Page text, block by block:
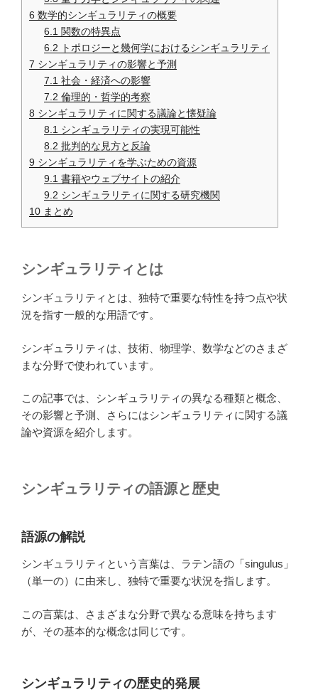
6 数学的シンギュラリティの概要
6.1 関数の特異点
6.2 トポロジーと幾何学におけるシンギュラリティ
7 シンギュラリティの影響と予測
7.1 社会・経済への影響
7.2 倫理的・哲学的考察
8 シンギュラリティに関する議論と懐疑論
8.1 シンギュラリティの実現可能性
8.2 批判的な見方と反論
9 シンギュラリティを学ぶための資源
9.1 書籍やウェブサイトの紹介
9.2 シンギュラリティに関する研究機関
10 まとめ
シンギュラリティとは
シンギュラリティとは、独特で重要な特性を持つ点や状
況を指す一般的な用語です。
シンギュラリティは、技術、物理学、数学などのさまざ
まな分野で使われています。
この記事では、シンギュラリティの異なる種類と概念、
その影響と予測、さらにはシンギュラリティに関する議
論や資源を紹介します。
シンギュラリティの語源と歴史
語源の解説
シンギュラリティという言葉は、ラテン語の「singulus」
（単一の）に由来し、独特で重要な状況を指します。
この言葉は、さまざまな分野で異なる意味を持ちます
が、その基本的な概念は同じです。
シンギュラリティの歴史的発展